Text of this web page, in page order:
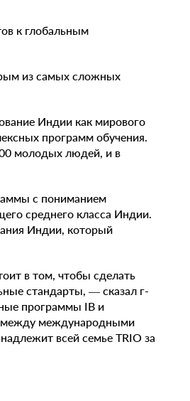
к глобальным
из самых сложных
Индии как мирового
программ обучения.
молодых людей, и в
с пониманием
среднего класса Индии.
Индии, который
в том, чтобы сделать
стандарты, — сказал г-
программы IB и
между международными
всей семье TRIO за